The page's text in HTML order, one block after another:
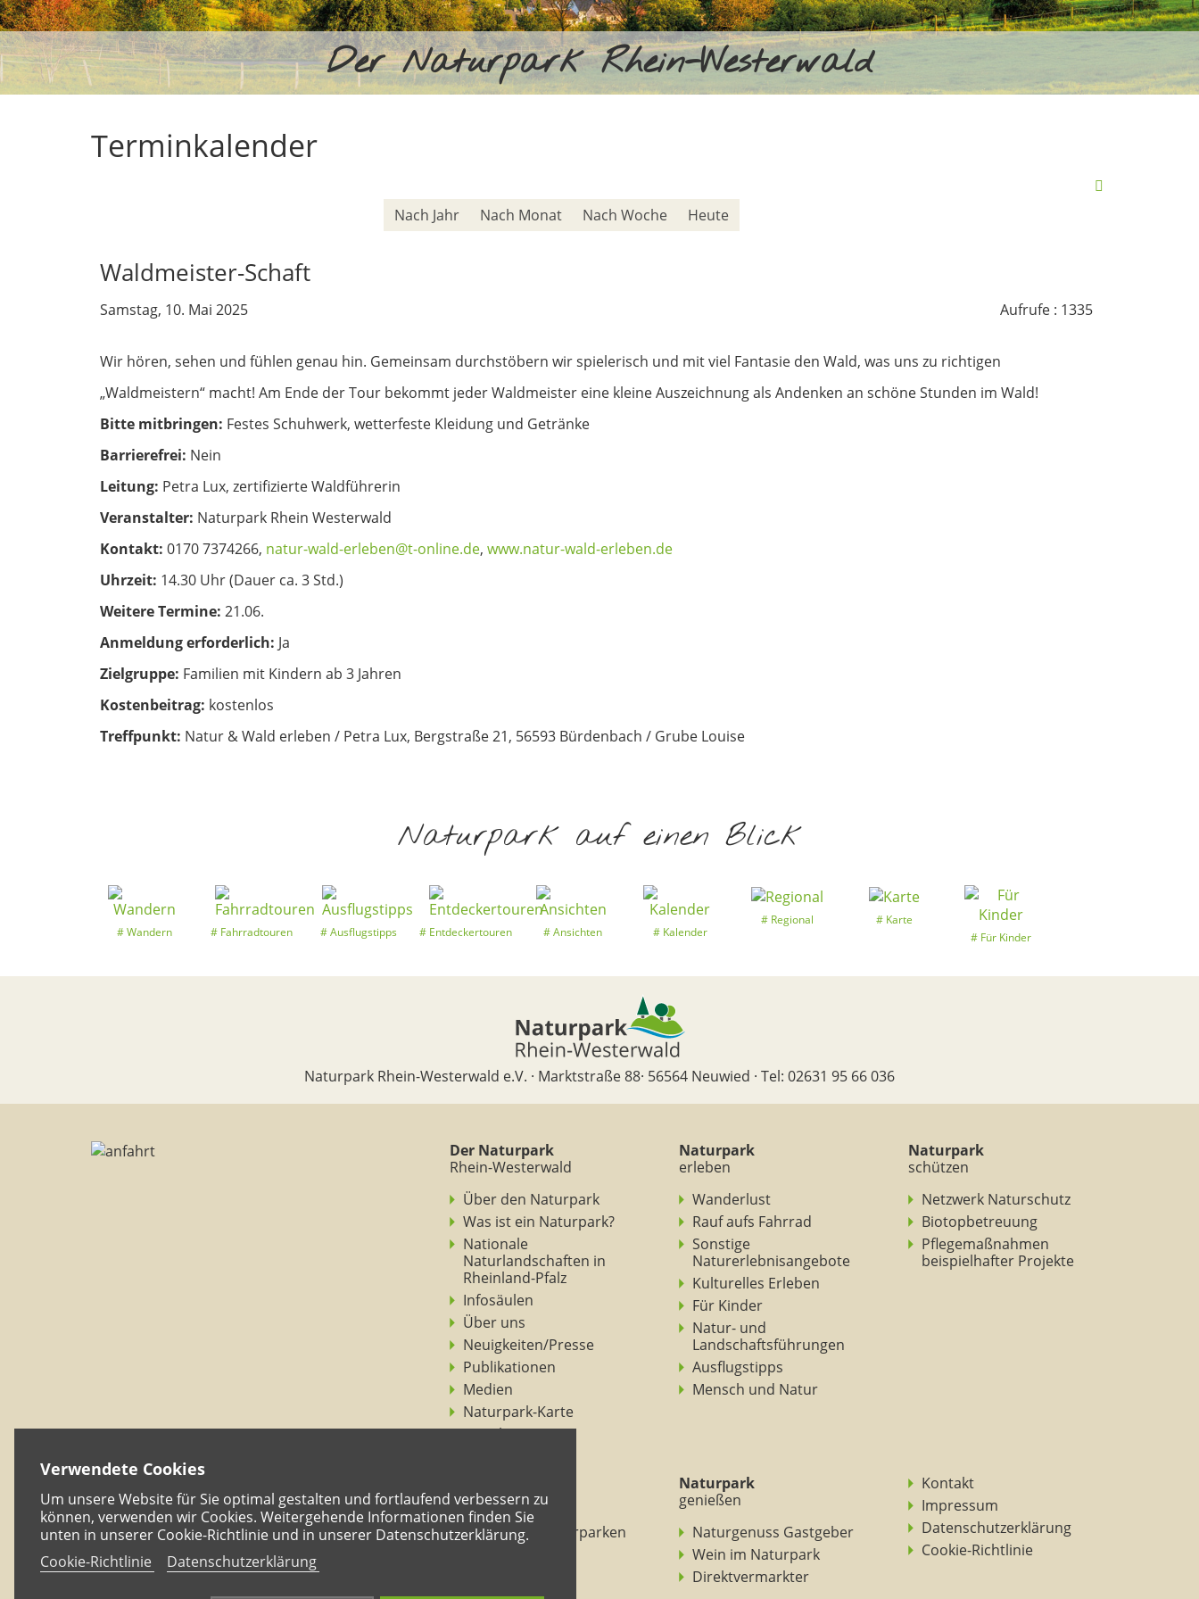
Verwendete Cookies
Um unsere Website für Sie optimal gestalten und fortlaufend verbessern zu
können, verwenden wir Cookies. Weitergehende Informationen finden Sie
unten in unserer Cookie-Richtlinie und in unserer Datenschutzerklärung.
Cookie-Richtlinie
Datenschutzerklärung
Der Naturpark Rhein-Westerwald
Terminkalender
Nach Jahr Nach Monat Nach Woche Heute
Waldmeister-Schaft
Samstag, 10. Mai 2025 Aufrufe: 1335
Wir hören, sehen und fühlen genau hin. Gemeinsam durchstöbern wir spielerisch und mit viel Fantasie den Wald, was uns zu richtigen
„Waldmeistern“ macht! Am Ende der Tour bekommt jeder Waldmeister eine kleine Auszeichnung als Andenken an schöne Stunden im Wald!
Bitte mitbringen: Festes Schuhwerk, wetterfeste Kleidung und Getränke
Barrierefrei: Nein
Leitung: Petra Lux, zertifizierte Waldführerin
Veranstalter: Naturpark Rhein Westerwald
Kontakt: 0170 7374266, natur-wald-erleben@t-online.de, www.natur-wald-erleben.de
Uhrzeit: 14.30 Uhr (Dauer ca. 3 Std.)
Weitere Termine: 21.06.
Anmeldung erforderlich: Ja
Zielgruppe: Familien mit Kindern ab 3 Jahren
Kostenbeitrag: kostenlos
Treffpunkt: Natur & Wald erleben / Petra Lux, Bergstraße 21, 56593 Bürdenbach / Grube Louise
Naturpark auf einen Blick
Wandern Fahrradtouren Ausflugstipps Entdeckertouren Ansichten Kalender
Regional
Karte
Für Kinder
Naturpark Rhein-Westerwald e.V. · Marktstraße 88· 56564 Neuwied · Tel: 02631 95 66 036
Der Naturpark
Rhein-Westerwald
Über den Naturpark
Was ist ein Naturpark?
Nationale
Naturlandschaften in
Rheinland-Pfalz
Infosäulen
Über uns
Neuigkeiten/Presse
Publikationen
Medien
Naturpark-Karte
Ansichten
Naturpark
erleben
Wanderlust
Rauf aufs Fahrrad
Sonstige
Naturerlebnisangebote
Kulturelles Erleben
Für Kinder
Natur- und
Landschaftsführungen
Ausflugstipps
Mensch und Natur
Naturpark
schützen
Netzwerk Naturschutz
Biotopbetreuung
Pflegemaßnahmen
beispielhafter Projekte
verstehen
BNE in den Naturparken
Rheinland-Pfalz
Mitmachheft
Naturpark
genießen
Naturgenuss Gastgeber
Wein im Naturpark
Direktvermarkter
Kontakt
Impressum
Datenschutzerklärung
Cookie-Richtlinie